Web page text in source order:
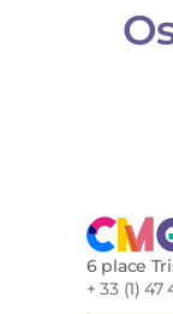
6 place
+ 33 (1) 47